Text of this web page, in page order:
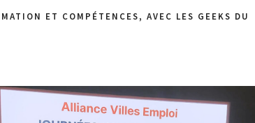
ET COMPÉTENCES, AVEC LES GEEKS DU